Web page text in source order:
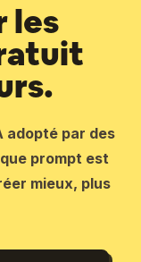
les
adopté par des
prompt est
mieux, plus